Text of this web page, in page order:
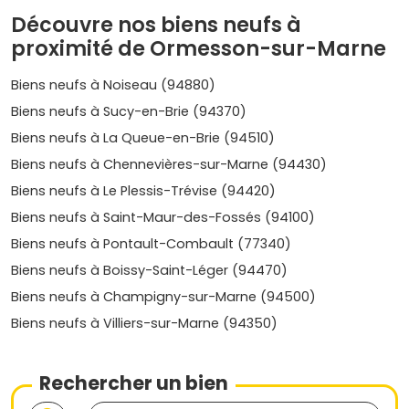
location à des jeunes actifs.Prix moyen:entre 5 800 et
6 800 €/m².
-Plateau pavillonnaire : rues calmes et faible hauteur
des constructions. Les programmes neufs y offrent un
vrai confort thermique et phonique.
de 5 900 à 6 700 €/m².
Prix au m² et tendances récentes
-Fourchette actuelle dans le neuf: selon
l'emplacement, la qualité de la résidence et les extérieurs
(balcon, terrasse, jardin), compte en généralentre 5 800
et 7 800 €/m²à Ormesson-sur-Marne.
-Évolution sur 5 ans : le secteur a connu une progression
modérée mais régulière, tirée par la rareté foncière à l'est
parisien et la demande des familles. Estime une hausse
moyenne de l'ordre de+15 % à +25 %selon les micro-
couples, attirés par la proximité du
quartier. Les
2 piècesbien agencés et les3 piècesavec
Découvre nos biens neufs à
proximité de Ormesson-sur-Marne
Biens neufs à Noiseau (94880)
Biens neufs à Sucy-en-Brie (94370)
Biens neufs à La Queue-en-Brie (94510)
Biens neufs à Chennevières-sur-Marne (94430)
Biens neufs à Le Plessis-Trévise (94420)
Biens neufs à Saint-Maur-des-Fossés (94100)
Biens neufs à Pontault-Combault (77340)
Biens neufs à Boissy-Saint-Léger (94470)
Biens neufs à Champigny-sur-Marne (94500)
Biens neufs à Villiers-sur-Marne (94350)
Rechercher un bien